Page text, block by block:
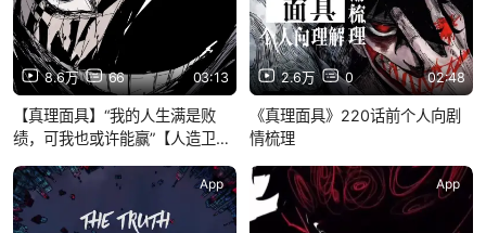
8.6万 66 03:13
【真理面具】“我的人生满是败
绩，可我也或许能赢”【人造卫
2.6万 0 02:48
《真理面具》220话前个人向剧
情梳理
App App